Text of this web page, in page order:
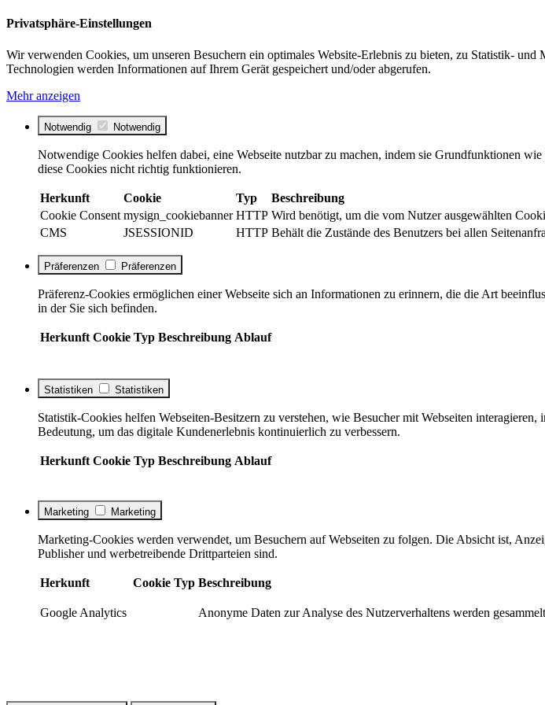
Privatsphäre-Einstellungen
Wir verwenden Cookies, um unseren Besuchern ein optimales Website-Erlebnis zu bieten, zu Statistik-
Technologien werden Informationen auf Ihrem Gerät gespeichert und/oder abgerufen.
Mehr anzeigen
Notwendig Notwendig
Notwendige Cookies helfen dabei, eine Webseite nutzbar zu machen, indem sie Grundfunktionen
diese Cookies nicht richtig funktionieren.
Herkunft Cookie Typ Beschreibung
Cookie Consent mysign_cookiebanner HTTP Wird benötigt, um die vom Nutzer ausgewählten
CMS
JSESSIONID HTTP Behält die Zustände des Benutzers bei allen
Präferenzen Präferenzen
Präferenz-Cookies ermöglichen einer Webseite sich an Informationen zu erinnern, die die Art
in der Sie sich befinden.
Herkunft Cookie Typ Beschreibung Ablauf
Statistiken Statistiken
Statistik-Cookies helfen Webseiten-Besitzern zu verstehen, wie Besucher mit Webseiten
Bedeutung, um das digitale Kundenerlebnis kontinuierlich zu verbessern.
Herkunft Cookie Typ Beschreibung Ablauf
Marketing Marketing
Marketing-Cookies werden verwendet, um Besuchern auf Webseiten zu folgen. Die Absicht ist,
Publisher und werbetreibende Drittparteien sind.
Herkunft Cookie Typ Beschreibung
Google Analytics Anonyme Daten zur Analyse des Nutzerverhaltens werden